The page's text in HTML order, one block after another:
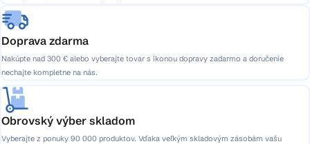
Doprava zdarma
Nakúpte nad 300 € alebo vyberajte tovar s ikonou dopravy zadarmo a doručenie
nechajte kompletne na nás.
Obrovský výber skladom
Vyberajte z ponuky 90 000 produktov. Vďaka veľkým skladovým zásobám vašu